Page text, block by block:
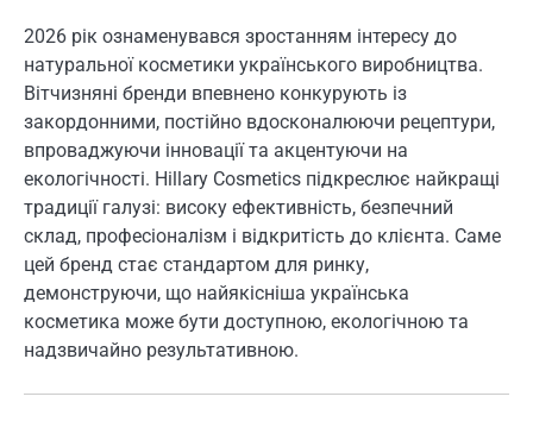
2026 рік ознаменувався зростанням інтересу до
натуральної косметики українського виробництва.
Вітчизняні бренди впевнено конкурують із
закордонними, постійно вдосконалюючи рецептури,
впроваджуючи інновації та акцентуючи на
екологічності. Hillary Cosmetics підкреслює найкращі
традиції галузі: високу ефективність, безпечний
склад, професіоналізм і відкритість до клієнта. Саме
цей бренд стає стандартом для ринку,
демонструючи, що найякісніша українська
косметика може бути доступною, екологічною та
надзвичайно результативною.